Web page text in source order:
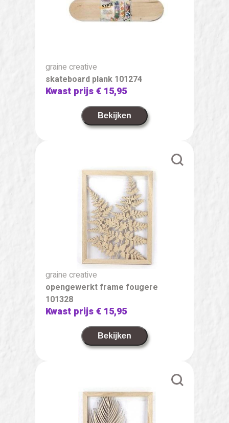
graine creative
skateboard plank 101274
Kwast prijs€ 15,95
Bekijken
graine creative
opengewerkt frame fougere
101328
Kwast prijs€ 15,95
Bekijken